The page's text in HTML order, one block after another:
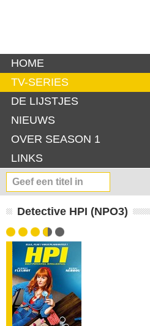
HOME
TV-SERIES
DE LIJSTJES
NIEUWS
OVER SEASON 1
LINKS
Detective HPI (NPO3)